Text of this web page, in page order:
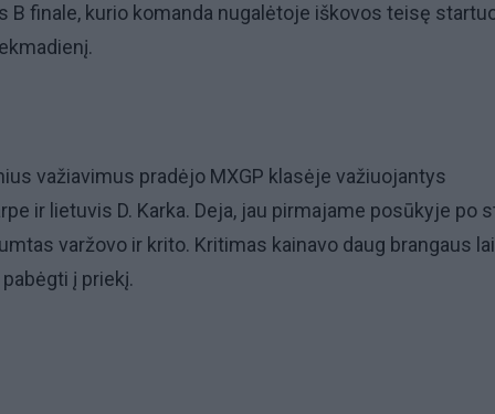
B finale, kurio komanda nugalėtoje iškovos teisę
važiavimus pradėjo MXGP klasėje važiuojantys
ir lietuvis D. Karka. Deja, jau pirmajame posūkyje po
varžovo ir krito. Kritimas kainavo daug brangaus
į priekį.